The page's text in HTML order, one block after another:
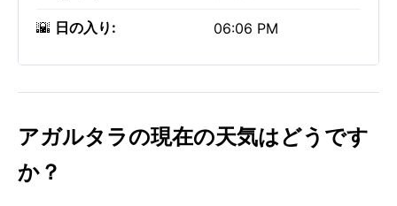
🌇 日の入り: 06:06 PM
アガルタラの現在の天気はどうです
か？